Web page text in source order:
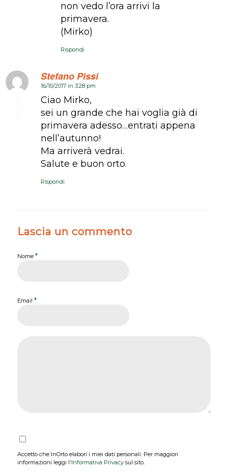
non vedo l’ora arrivi la
primavera.
(Mirko)
Rispondi
Stefano Pissi
dice:
16/10/2017 in 3:28 pm
Ciao Mirko,
sei un grande che hai voglia già di
primavera adesso…entrati appena
nell’autunno!
Ma arriverà vedrai.
Salute e buon orto.
Rispondi
Lascia un commento
Nome *
Email *
Accetto che InOrto elabori i miei dati personali. Per maggiori
informazioni leggi l'Informativa Privacysul sito.